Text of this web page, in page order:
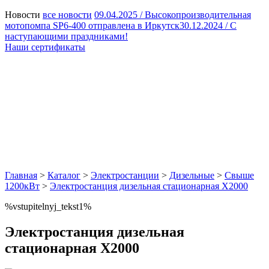
Новости все новости 09.04.2025 /Высокопроизводительная
мотопомпа SP6-400 отправлена в Иркутск30.12.2024 /С
наступающими праздниками!
Наши сертификаты
Главная > Каталог > Электростанции > Дизельные > Свыше
1200кВт > Электростанция дизельная стационарная Х2000
%vstupitelnyj_tekst1%
Электростанция дизельная
стационарная Х2000